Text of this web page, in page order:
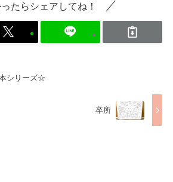
たらシェアしてね！
シリーズ☆
卒所